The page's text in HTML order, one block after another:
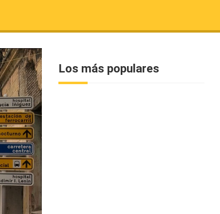
Los más populares